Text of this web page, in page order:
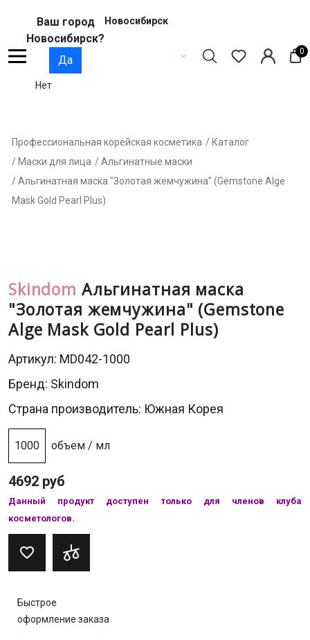
Ваш город
Новосибирск?
Да
Нет
Новосибирск
0
Профессиональная корейская косметика / Каталог
/ Маски для лица / Альгинатные маски
/ Альгинатная маска "Золотая жемчужина" (Gemstone Alge
Mask Gold Pearl Plus)
Skindom Альгинатная маска
"Золотая жемчужина" (Gemstone
Alge Mask Gold Pearl Plus)
Артикул: MD042-1000
Бренд: Skindom
Страна производитель: Южная Корея
1000 объем / мл
4692 руб
Данный продукт доступен только для членов клуба
косметологов.
Быстрое
оформление заказа